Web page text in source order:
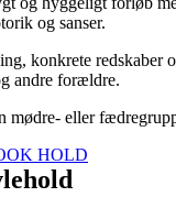
og sanser.
konkrete redskaber
andre forældre.
mødre- eller
HOLD